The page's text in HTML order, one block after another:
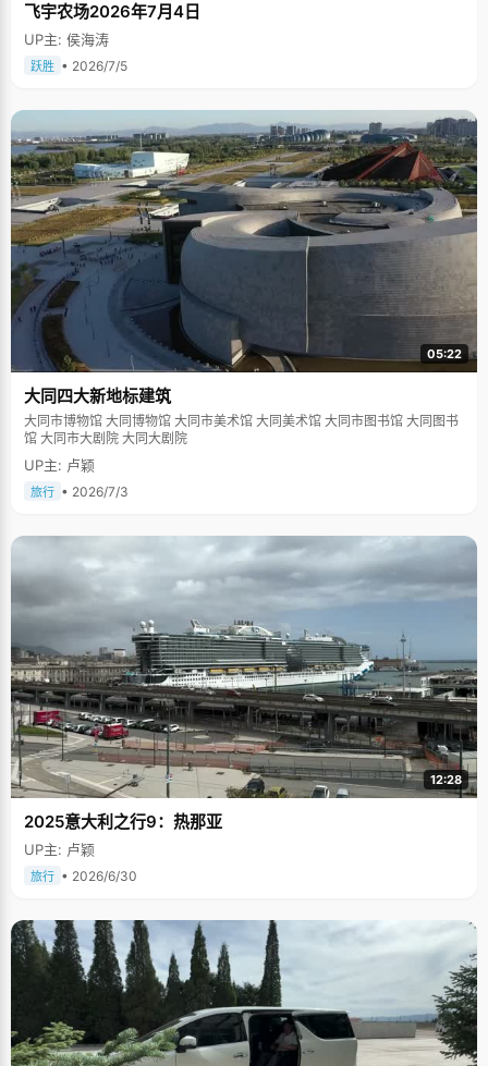
飞宇农场2026年7月4日
UP主: 侯海涛
跃胜 • 2026/7/5
05:22
大同四大新地标建筑
大同市博物馆 大同博物馆 大同市美术馆 大同美术馆 大同市图书馆 大同图书
馆 大同市大剧院 大同大剧院
UP主: 卢颖
旅行 • 2026/7/3
12:28
2025意大利之行9：热那亚
UP主: 卢颖
旅行 • 2026/6/30